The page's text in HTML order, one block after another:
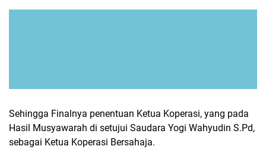
Sehingga Finalnya penentuan Ketua Koperasi, yang pada
Hasil Musyawarah di setujui Saudara Yogi Wahyudin S.Pd,
sebagai Ketua Koperasi Bersahaja.